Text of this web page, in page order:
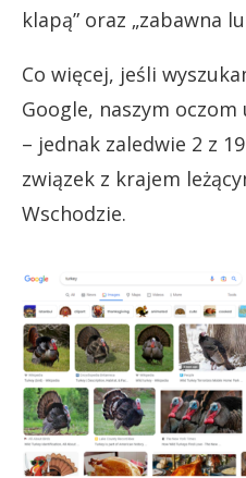
klapą” oraz „zabawna
Co więcej, jeśli
Google, naszym
– jednak zaledwie 2 z
związek z krajem
Wschodzie.